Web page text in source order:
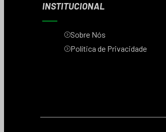
INSTITUCIONAL
Sobre Nós
Política de Privacidade